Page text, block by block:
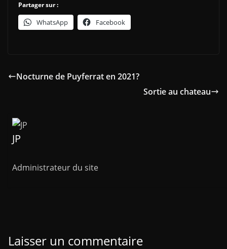
Partager sur :
WhatsApp Facebook
Nocturne de Puyferrat en 2021?
Sortie au chateau
JP
Administrateur du site
Laisser un commentaire